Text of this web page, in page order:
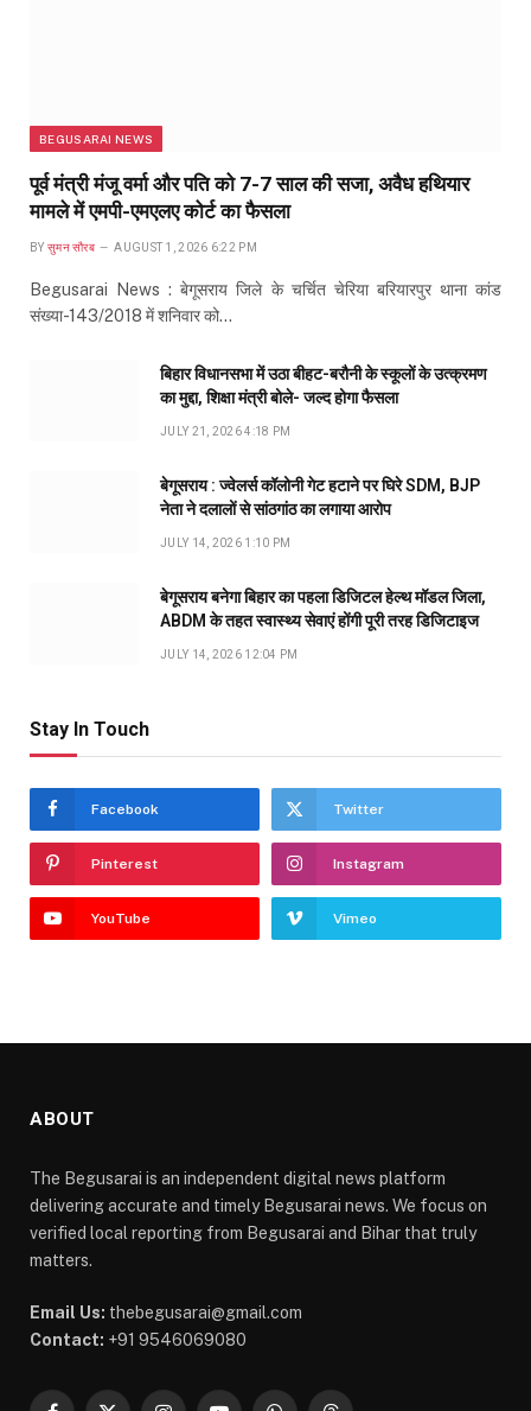
BEGUSARAI NEWS
पूर्व मंत्री मंजू वर्मा और पति को 7-7 साल की सजा, अवैध हथियार
मामले में एमपी-एमएलए कोर्ट का फैसला
BY सुमन सौरब AUGUST 1, 2026 6:22 PM
Begusarai News : बेगूसराय जिले के चर्चित चेरिया बरियारपुर थाना कांड
संख्या-143/2018 में शनिवार को…
बिहार विधानसभा में उठा बीहट-बरौनी के स्कूलों के उत्क्रमण
का मुद्दा, शिक्षा मंत्री बोले- जल्द होगा फैसला
JULY 21, 2026 4:18 PM
बेगूसराय : ज्वेलर्स कॉलोनी गेट हटाने पर घिरे SDM, BJP
नेता ने दलालों से सांठगांठ का लगाया आरोप
JULY 14, 2026 1:10 PM
बेगूसराय बनेगा बिहार का पहला डिजिटल हेल्थ मॉडल जिला,
ABDM के तहत स्वास्थ्य सेवाएं होंगी पूरी तरह डिजिटाइज
JULY 14, 2026 12:04 PM
Stay In Touch
Facebook Twitter
Pinterest Instagram
YouTube Vimeo
ABOUT
The Begusarai is an independent digital news platform
delivering accurate and timely Begusarai news. We focus on
verified local reporting from Begusarai and Bihar that truly
matters.
Email Us: thebegusarai@gmail.com
Contact: +91 9546069080